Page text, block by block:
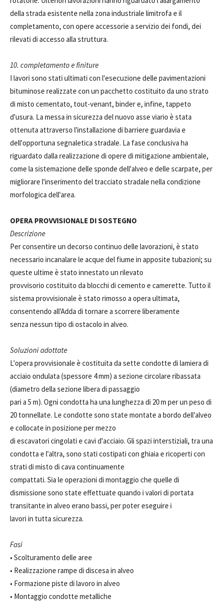
della strada esistente nella zona industriale limitrofa e il
completamento, con opere accessorie a servizio dei fondi, dei
rilevati di accesso alla struttura.
10. completamento e finiture
I lavori sono stati ultimati con l'esecuzione delle pavimentazioni
bituminose realizzate con un pacchetto costituito da uno strato
di misto cementato, tout-venant, binder e, infine, tappeto
d'usura. La messa in sicurezza del nuovo asse viario è stata
ottenuta attraverso l'installazione di barriere guardavia e
dell'opportuna segnaletica stradale. La fase conclusiva ha
riguardato dalla realizzazione di opere di mitigazione ambientale,
come la sistemazione delle sponde dell'alveo e delle scarpate, per
migliorare l'inserimento del tracciato stradale nella condizione
morfologica dell'area.
OPERA PROVVISIONALE DI SOSTEGNO
Descrizione
Per consentire un decorso continuo delle lavorazioni, è stato
necessario incanalare le acque del fiume in apposite tubazioni; su
queste ultime è stato innestato un rilevato
provvisorio costituito da blocchi di cemento e camerette. Tutto il
sistema provvisionale è stato rimosso a opera ultimata,
consentendo all'Adda di tornare a scorrere liberamente
senza nessun tipo di ostacolo in alveo.
Soluzioni adottate
L'opera provvisionale è costituita da sette condotte di lamiera di
acciaio ondulata (spessore 4 mm) a sezione circolare ribassata
(diametro della sezione libera di passaggio
pari a 5 m). Ogni condotta ha una lunghezza di 20 m per un peso di
20 tonnellate. Le condotte sono state montate a bordo dell'alveo
e collocate in posizione per mezzo
di escavatori cingolati e cavi d'acciaio. Gli spazi interstiziali, tra una
condotta e l'altra, sono stati costipati con ghiaia e ricoperti con
strati di misto di cava continuamente
compattati. Sia le operazioni di montaggio che quelle di
dismissione sono state effettuate quando i valori di portata
transitante in alveo erano bassi, per poter eseguire i
lavori in tutta sicurezza.
Fasi
• Scolturamento delle aree
• Realizzazione rampe di discesa in alveo
• Formazione piste di lavoro in alveo
• Montaggio condotte metalliche